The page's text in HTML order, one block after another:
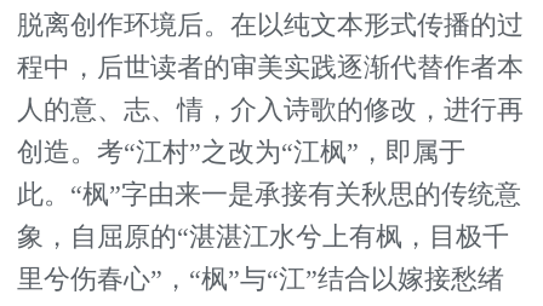
脱离创作环境后。在以纯文本形式传播的过
程中，后世读者的审美实践逐渐代替作者本
人的意、志、情，介入诗歌的修改，进行再
创造。考“江村”之改为“江枫”，即属于
此。“枫”字由来一是承接有关秋思的传统意
象，自屈原的“湛湛江水兮上有枫，目极千
里兮伤春心”，“枫”与“江”结合以嫁接愁绪